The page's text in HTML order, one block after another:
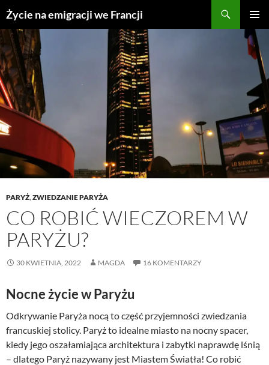
Przejdź
do
treści
Życie na emigracji we Francji
MENU
PARYŻ,ZWIEDZANIE PARYŻA
CO ROBIĆ WIECZOREM W
PARYŻU?
30 KWIETNIA, 2022 MAGDA 16 KOMENTARZY
Nocne życie w Paryżu
Odkrywanie Paryża nocą to część przyjemności zwiedzania
francuskiej stolicy. Paryż to idealne miasto na nocny spacer,
kiedy jego oszałamiająca architektura i zabytki naprawdę lśnią
– dlatego Paryż nazywany jest Miastem Światła! Co robić